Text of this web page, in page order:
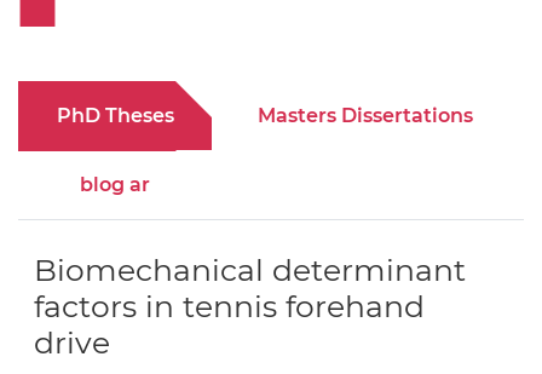
PhD Theses Masters Dissertations
blog ar
Biomechanical determinant
factors in tennis forehand
drive